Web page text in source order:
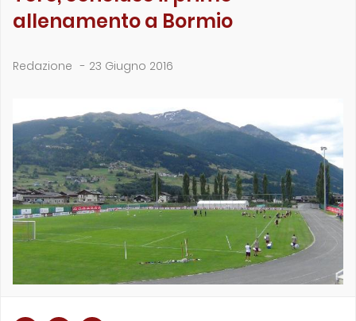
allenamento a Bormio
Redazione - 23 Giugno 2016